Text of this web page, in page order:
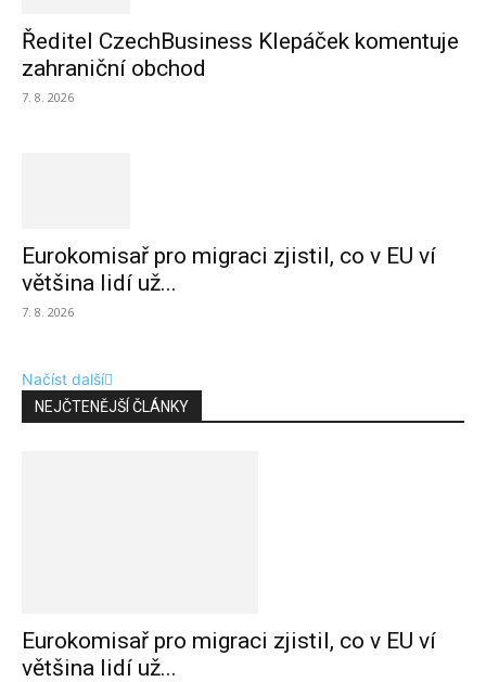
Ředitel CzechBusiness Klepáček komentuje
zahraniční obchod
7. 8. 2026
Eurokomisař pro migraci zjistil, co v EU ví
většina lidí už...
7. 8. 2026
Načíst další
NEJČTENĚJŠÍ ČLÁNKY
Eurokomisař pro migraci zjistil, co v EU ví
většina lidí už...